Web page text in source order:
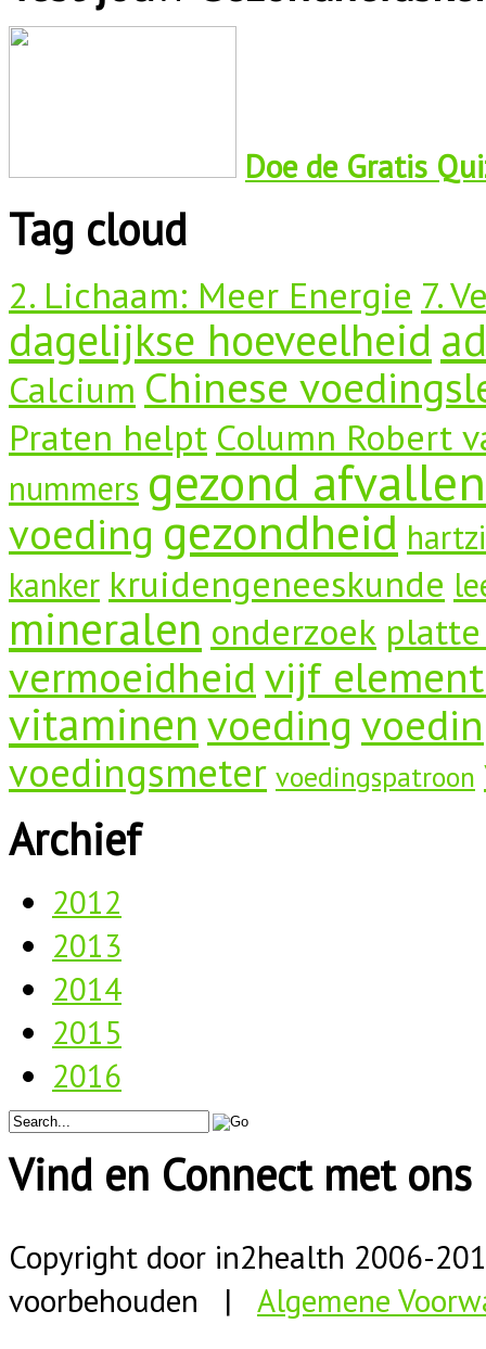
Doe de Gratis
Tag cloud
2. Lichaam: Meer Energie 7.
dagelijkse hoeveelheid
Calcium Chinese
Praten helpt Column Robert
nummers gezond afvallen
voeding gezondheid
kanker kruidengeneeskunde
mineralen onderzoek
vermoeidheidvijf
vitaminenvoeding
voedingsmeter voedingspatroon
Archief
2012
2013
2014
2015
2016
Vind en Connect met ons
Copyright door in2health 2006-
voorbehouden | Algemene